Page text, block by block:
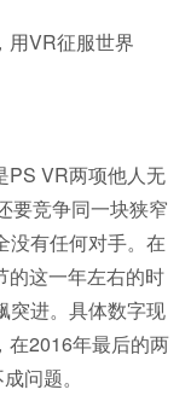
PS VR两项他人无
要竞争同一块狭窄
没有任何对手。在
的这一年左右的时
突进。具体数字现
在2016年最后的两
问题。